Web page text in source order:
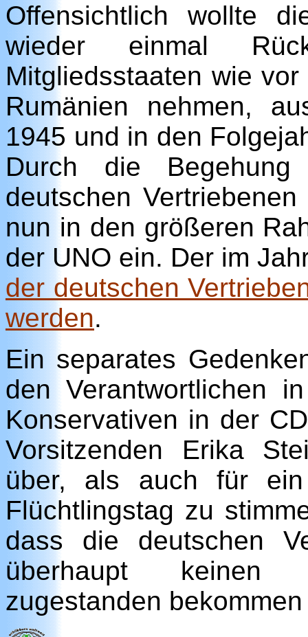
Offensichtlich wollte
wieder einmal
Mitgliedsstaaten wie
Rumänien nehmen,
1945 und in den
Durch die
deutschen
nun in den größeren
der UNO ein. Der im
der deutschen
werden.
Ein separates
den Verantwortlichen
Konservativen in der
Vorsitzenden Erika
über, als auch für
Flüchtlingstag zu
dass die deutschen
überhaupt keinen
zugestanden